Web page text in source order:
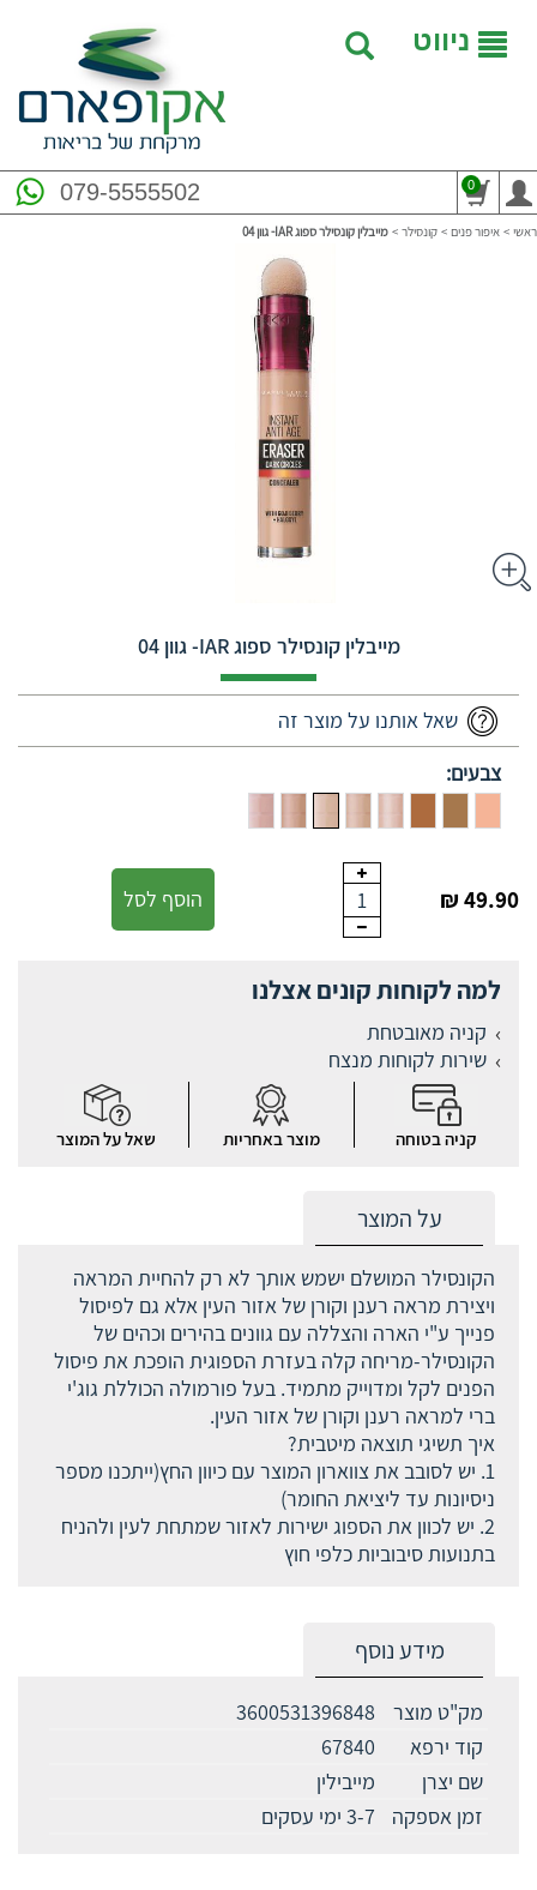
ניווט
079-5555502 0
ראשי > איפור פנים > קונסילר > מייבלין קונסילר ספוג IAR- גוון 04
מייבלין קונסילר ספוג IAR- גוון 04
שאל אותנו על מוצר זה
צבעים:
49.90 ₪
1 הוסף לסל
למה לקוחות קונים אצלנו
קניה מאובטחת
שירות לקוחות מנצח
קניה בטוחה מוצר באחריות שאל על המוצר
על המוצר
הקונסילר המושלם ישמש אותך לא רק להחיית המראה
ויצירת מראה רענן וקורן של אזור העין אלא גם לפיסול
פנייך ע"י הארה והצללה עם גוונים בהירים וכהים של
הקונסילר-מריחה קלה בעזרת הספוגית הופכת את פיסול
הפנים לקל ומדוייק מתמיד. בעל פורמולה הכוללת גוג'י
ברי למראה רענן וקורן של אזור העין.
איך תשיגי תוצאה מיטבית?
1. יש לסובב את צווארון המוצר עם כיוון החץ(ייתכנו מספר
ניסיונות עד ליציאת החומר)
2. יש לכוון את הספוג ישירות לאזור שמתחת לעין ולהניח
בתנועות סיבוביות כלפי חוץ
מידע נוסף
מק"ט מוצר
3600531396848
קוד ירפא
67840
שם יצרן
מייבילין
זמן אספקה
3-7 ימי עסקים